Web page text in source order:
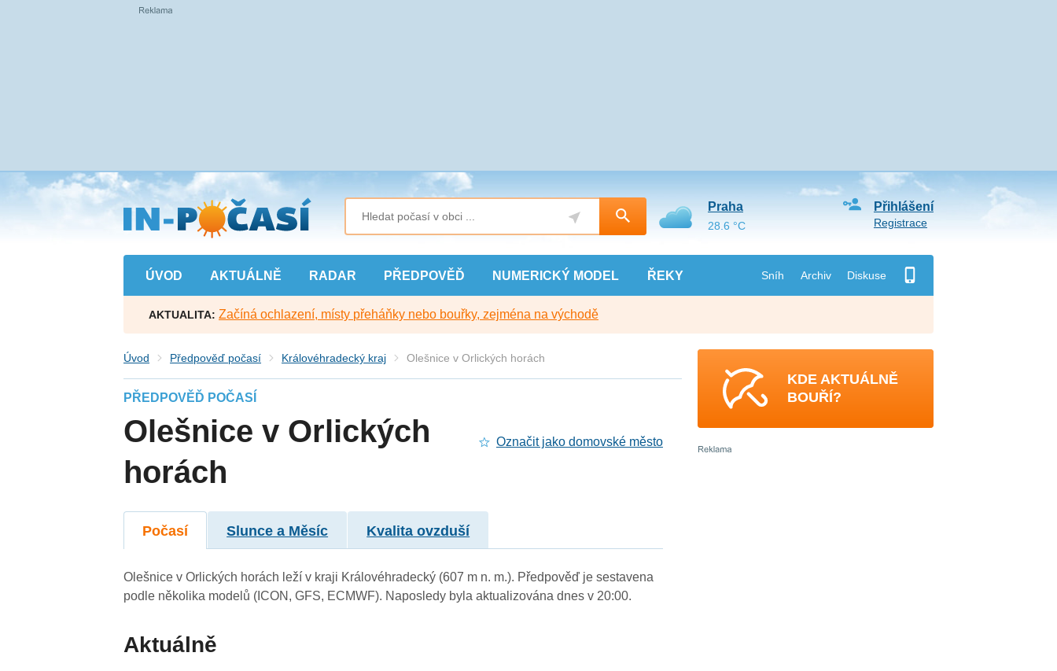
Přejít
na
hlavní
obsah
ÚVOD AKTUÁLNĚ RADAR PŘEDPOVĚĎ NUMERICKÝ MODEL ŘEKY Sníh Archiv Diskuse
Přihlášení
Registrace
Praha
28.6 °C
AKTUALITA: Začíná ochlazení, místy přeháňky nebo bouřky, zejména na východě
Úvod Předpověď počasí Královéhradecký kraj Olešnice v Orlických horách
PŘEDPOVĚĎ POČASÍ
Olešnice v Orlických
horách
Označit jako domovské město
Počasí Slunce a Měsíc Kvalita ovzduší
Olešnice v Orlických horách leží v kraji Královéhradecký (607 m n. m.). Předpověď je sestavena
podle několika modelů (ICON, GFS, ECMWF). Naposledy byla aktualizována dnes v 20:00.
Aktuálně
KDE AKTUÁLNĚ
BOUŘÍ?